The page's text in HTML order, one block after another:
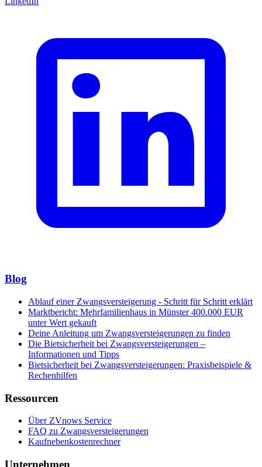
Blog
Ablauf einer Zwangsversteigerung - Schritt für Schritt erklärt
Marktbericht: Mehrfamilienhaus in Münster 400.000 EUR
unter Wert gekauft
Deine Anleitung um Zwangsversteigerungen zu finden
Die Bietsicherheit bei Zwangsversteigerungen –
Informationen und Tipps
Bietsicherheit bei Zwangsversteigerungen: Praxisbeispiele &
Rechenhilfen
Ressourcen
Über ZVnows Service
FAQ zu Zwangsversteigerungen
Kaufnebenkostenrechner
Unternehmen